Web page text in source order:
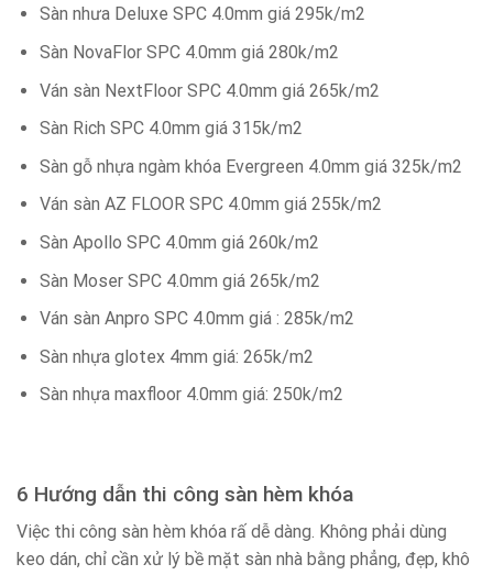
Sàn nhưa Deluxe SPC 4.0mm giá 295k/m2
Sàn NovaFlor SPC 4.0mm giá 280k/m2
Ván sàn NextFloor SPC 4.0mm giá 265k/m2
Sàn Rich SPC 4.0mm giá 315k/m2
Sàn gỗ nhựa ngàm khóa Evergreen 4.0mm giá 325k/m2
Ván sàn AZ FLOOR SPC 4.0mm giá 255k/m2
Sàn Apollo SPC 4.0mm giá 260k/m2
Sàn Moser SPC 4.0mm giá 265k/m2
Ván sàn Anpro SPC 4.0mm giá : 285k/m2
Sàn nhựa glotex 4mm giá: 265k/m2
Sàn nhựa maxfloor 4.0mm giá: 250k/m2
6 Hướng dẫn thi công sàn hèm khóa
Việc thi công sàn hèm khóa rấ dễ dàng. Không phải dùng
keo dán, chỉ cần xử lý bề mặt sàn nhà bằng phẳng, đẹp, khô